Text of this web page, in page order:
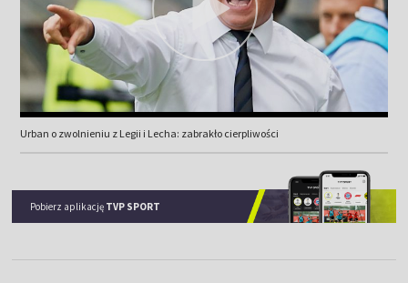
Urban o zwolnieniu z Legii i Lecha: zabrakło cierpliwości
Pobierz aplikację TVP SPORT